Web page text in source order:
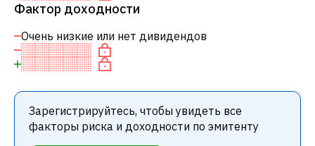
Фактор доходности
Очень низкие или нет дивидендов
Зарегистрируйтесь, чтобы увидеть все
факторы риска и доходности по эмитенту